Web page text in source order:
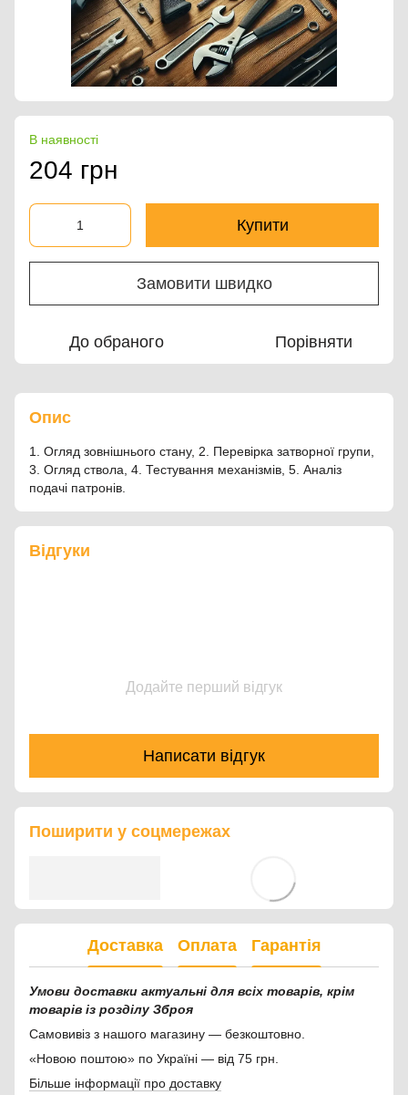
В наявності
204 грн
Купити
Замовити швидко
До обраного Порівняти
Опис
1. Огляд зовнішнього стану, 2. Перевірка затворної групи,
3. Огляд ствола, 4. Тестування механізмів, 5. Аналіз
подачі патронів.
Відгуки
Додайте перший відгук
Написати відгук
Поширити у соцмережах
Доставка Оплата Гарантія
Умови доставки актуальні для всіх товарів, крім
товарів із розділу Зброя
Самовивіз з нашого магазину — безкоштовно.
«Новою поштою» по Україні — від 75 грн.
Більше інформації про доставку